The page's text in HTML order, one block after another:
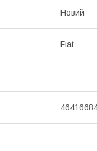
Новий
Fiat